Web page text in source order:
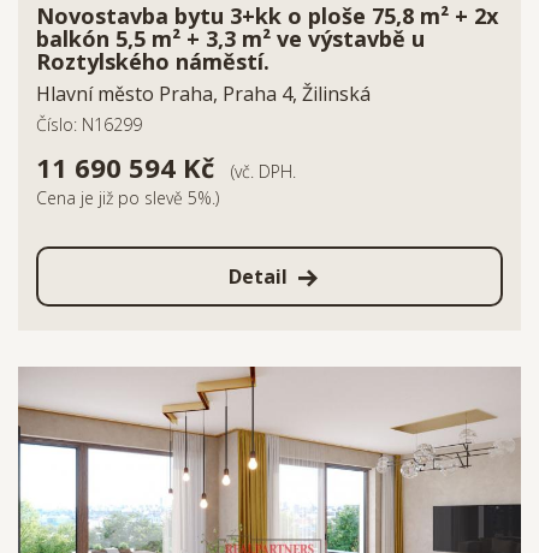
Novostavba bytu 3+kk o ploše 75,8 m² + 2x
balkón 5,5 m² + 3,3 m² ve výstavbě u
Roztylského náměstí.
Hlavní město Praha, Praha 4, Žilinská
Číslo: N16299
11 690 594 Kč
(vč. DPH.
Cena je již po slevě 5%.)
Detail